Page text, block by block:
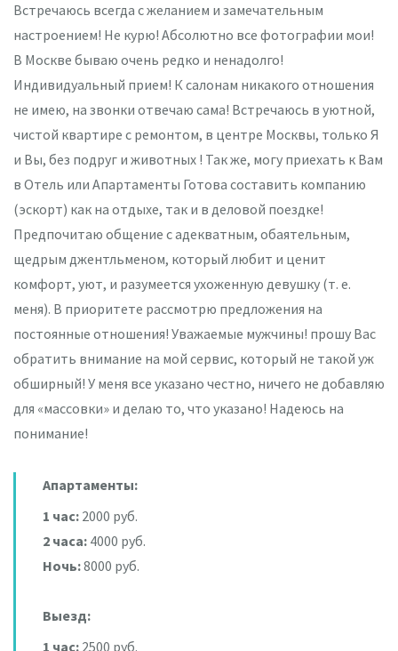
Встречаюсь всегда с желанием и замечательным
настроением! Не курю! Абсолютно все фотографии мои!
В Москве бываю очень редко и ненадолго!
Индивидуальный прием! К салонам никакого отношения
не имею, на звонки отвечаю сама! Встречаюсь в уютной,
чистой квартире с ремонтом, в центре Москвы, только Я
и Вы, без подруг и животных ! Так же, могу приехать к Вам
в Отель или Апартаменты Готова составить компанию
(эскорт) как на отдыхе, так и в деловой поездке!
Предпочитаю общение с адекватным, обаятельным,
щедрым джентльменом, который любит и ценит
комфорт, уют, и разумеется ухоженную девушку (т. е.
меня). В приоритете рассмотрю предложения на
постоянные отношения! Уважаемые мужчины! прошу Вас
обратить внимание на мой сервис, который не такой уж
обширный! У меня все указано честно, ничего не добавляю
для «массовки» и делаю то, что указано! Надеюсь на
понимание!
Апартаменты:
1 час: 2000 руб.
2 часа: 4000 руб.
Ночь:8000 руб.
Выезд:
1 час: 2500 руб.